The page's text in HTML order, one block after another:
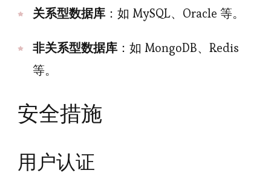
关系型数据库 ：如 MySQL、Oracle 等。
非关系型数据库 ：如 MongoDB、Redis
等。
安全措施
用户认证